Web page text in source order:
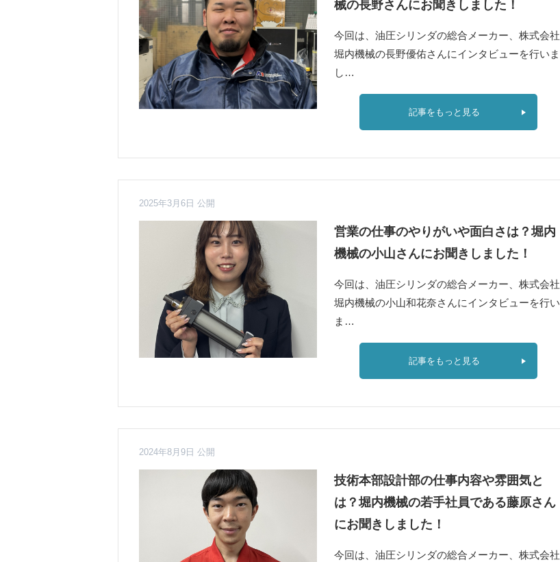
械の長野さんにお聞きしました！
今回は、油圧シリンダの総合メーカー、株式会社
堀内機械の長野優佑さんにインタビューを行いま
し…
記事をもっと見る
2025年3月6日 公開
営業の仕事のやりがいや面白さは？堀内
機械の小山さんにお聞きしました！
今回は、油圧シリンダの総合メーカー、株式会社
堀内機械の小山和花奈さんにインタビューを行い
ま…
記事をもっと見る
2024年8月9日 公開
技術本部設計部の仕事内容や雰囲気と
は？堀内機械の若手社員である藤原さん
にお聞きしました！
今回は、油圧シリンダの総合メーカー、株式会社